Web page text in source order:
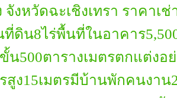
จังหวัดฉะเชิงเทรา ราคาเ
ที่ดิน8ไร่พื้นที่ในอาคาร
น500ตารางเมตรตกแต่ง
สูง15เมตรมีบ้านพักคนงาน